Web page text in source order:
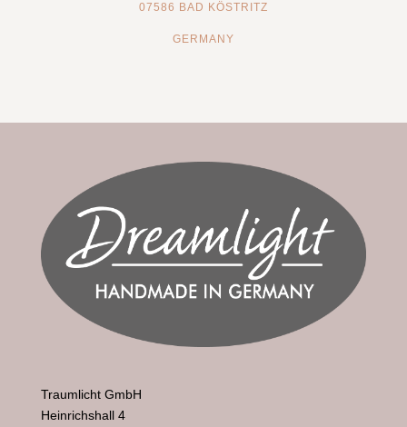
07586 BAD KÖSTRITZ
GERMANY
Traumlicht GmbH
Heinrichshall 4